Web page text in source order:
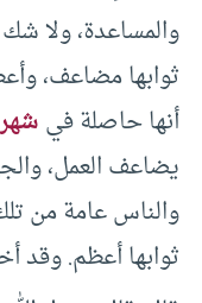
والمساعدة، ولا
ثوابها مضاعف،
أنها حاصلة في
يضاعف العمل،
والناس عامة من
ثوابها أعظم. وقد